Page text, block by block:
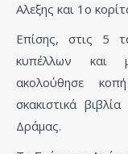
Αλεξης και 1ο
Επίσης, στις 5
κυπέλλων και
ακολούθησε
σκακιστικά
Δράμας.